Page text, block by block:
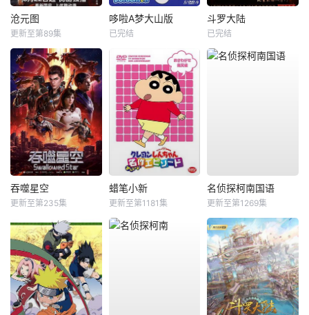
沧元图
更新至第89集
哆啦A梦大山版
已完结
斗罗大陆
已完结
吞噬星空
更新至第235集
蜡笔小新
更新至第1181集
名侦探柯南国语
更新至第1269集